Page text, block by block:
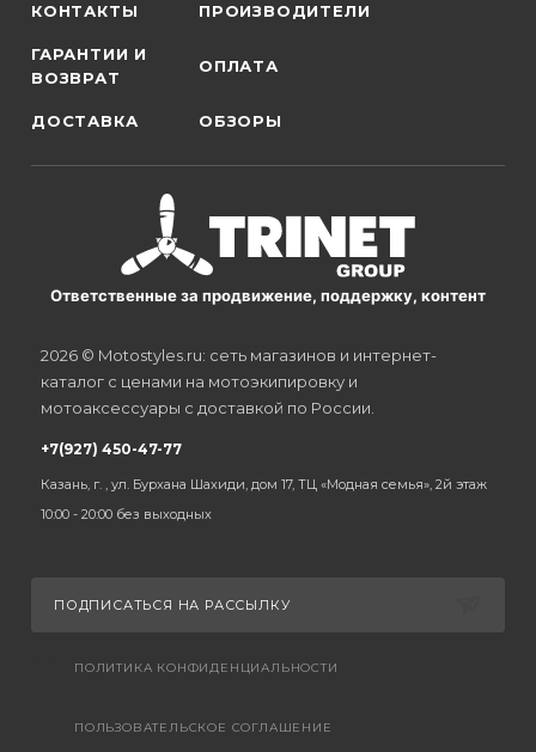
КОНТАКТЫ ПРОИЗВОДИТЕЛИ
ГАРАНТИИ И
ВОЗВРАТ
ОПЛАТА
ДОСТАВКА ОБЗОРЫ
Ответственные за продвижение, поддержку, контент
2026 © Motostyles.ru: сеть магазинов и интернет-
каталог с ценами на мотоэкипировку и
мотоаксессуары с доставкой по России.
+7(927) 450-47-77
Казань, г. , ул. Бурхана Шахиди, дом 17, ТЦ «Модная семья», 2й этаж
10:00 - 20:00 без выходных
ПОДПИСАТЬСЯ НА РАССЫЛКУ
ПОЛИТИКА КОНФИДЕНЦИАЛЬНОСТИ
ПОЛЬЗОВАТЕЛЬСКОЕ СОГЛАШЕНИЕ